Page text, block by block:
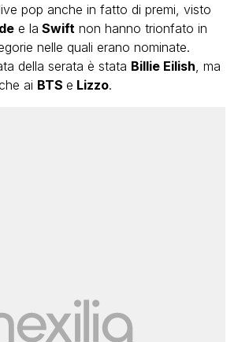
pop anche in fatto di premi, visto
e la Swift non hanno trionfato in
nelle quali erano nominate.
della serata è stata Billie Eilish , ma
ai BTS e Lizzo.